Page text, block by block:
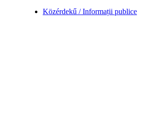
Közérdekű / Informații publice